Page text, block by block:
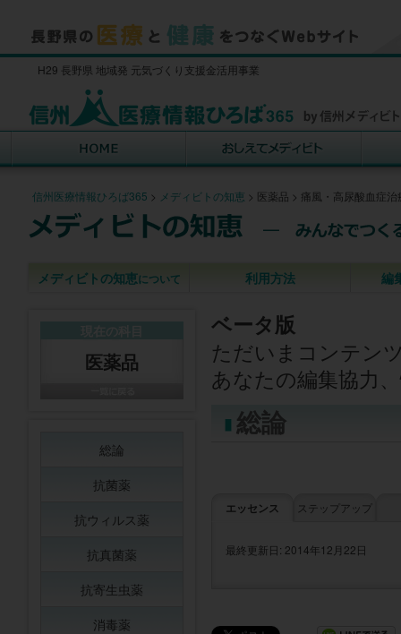
H29 長野県 地域発 元気づくり支援金活用事業
信州医療情報ひろば365 > メディビトの知恵 > 医薬品 > 痛風・高尿酸血症治
メディビトの知恵について 利用方法 編
ベータ版
ただいまコンテン
あなたの編集協力
総論
エッセンス ステップアップ
最終更新日: 2014年12月22日
医薬品
総論
抗菌薬
抗ウィルス薬
抗真菌薬
抗寄生虫薬
消毒薬